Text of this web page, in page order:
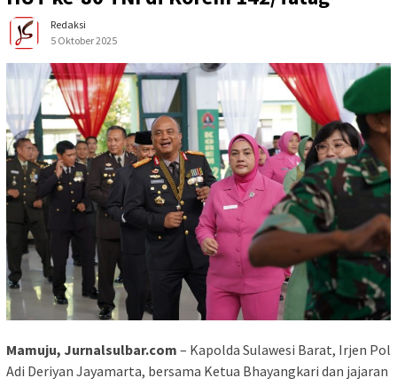
Redaksi
5 Oktober 2025
Mamuju, Jurnalsulbar.com – Kapolda Sulawesi Barat, Irjen Pol
Adi Deriyan Jayamarta, bersama Ketua Bhayangkari dan jajaran